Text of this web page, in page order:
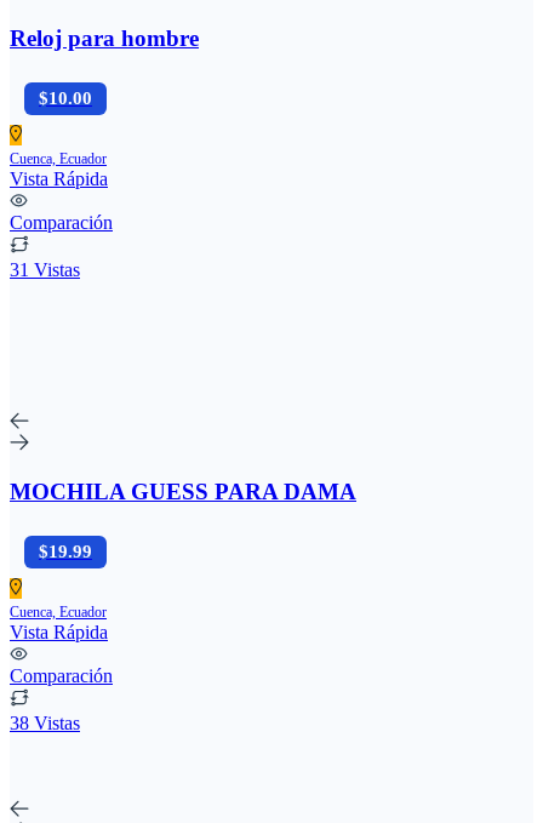
Reloj para hombre
$10.00
Cuenca, Ecuador
Vista Rápida
Comparación
31 Vistas
MOCHILA GUESS PARA DAMA
$19.99
Cuenca, Ecuador
Vista Rápida
Comparación
38 Vistas